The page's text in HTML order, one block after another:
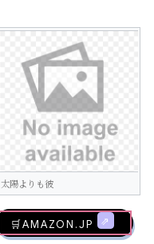
太陽よりも彼
🛒AMAZON.jp